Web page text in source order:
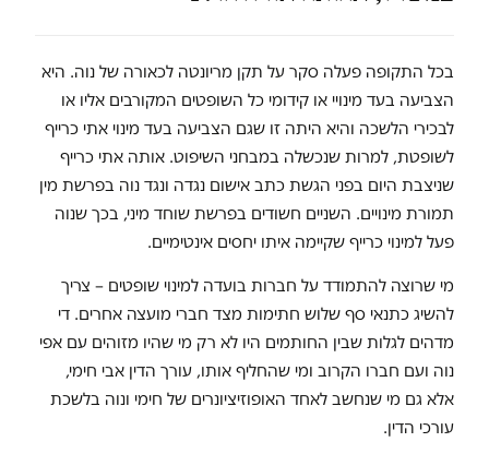
בכל התקופה פעלה סקר על תקן מריונטה לכאורה של נוה. היא
הצביעה בעד מינויי או קידומי כל השופטים המקורבים אליו או
לבכירי הלשכה והיא היתה זו שגם הצביעה בעד מינוי אתי כרייף
לשופטת, למרות שנכשלה במבחני השיפוט. אותה אתי כרייף
שניצבת היום בפני הגשת כתב אישום נגדה ונגד נוה בפרשת מין
תמורת מינויים. השניים חשודים בפרשת שוחד מיני, בכך שנוה
פעל למינוי כרייף שקיימה איתו יחסים אינטימיים.
מי שרוצה להתמודד על חברות בועדה למינוי שופטים – צריך
להשיג כתנאי סף שלוש חתימות מצד חברי מועצה אחרים. די
מדהים לגלות שבין החותמים היו לא רק מי שהיו מזוהים עם אפי
נוה ועם חברו הקרוב ומי שהחליף אותו, עורך הדין אבי חימי,
אלא גם מי שנחשב לאחד האופוזיציונרים של חימי ונוה בלשכת
עורכי הדין.